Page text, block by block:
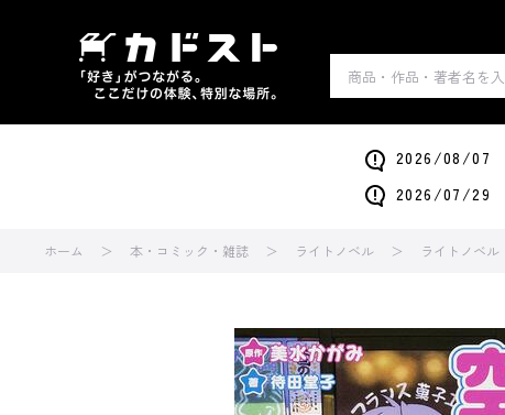
2026/08/07
2026/07/29
ホーム 本・コミック・雑誌 ライトノベル ライトノベル